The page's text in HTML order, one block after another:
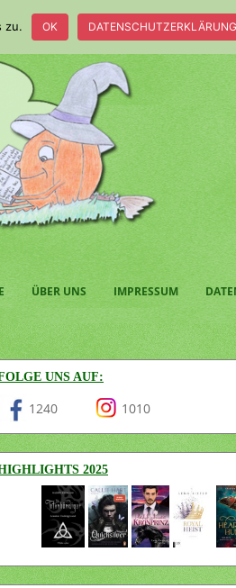
ÜBER UNS IMPRESSUM
UNS AUF:
1240 1010
2025
zu. OK DATENSCHUTZERKLÄRUNG